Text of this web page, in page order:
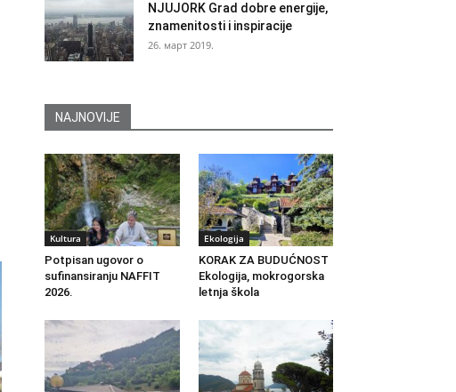
NJUJORK Grad dobre energije,
znamenitosti i inspiracije
26. март 2019.
NAJNOVIJE
Kultura
Potpisan ugovor o
sufinansiranju NAFFIT
2026.
Ekologija
KORAK ZA BUDUĆNOST
Ekologija, mokrogorska
letnja škola